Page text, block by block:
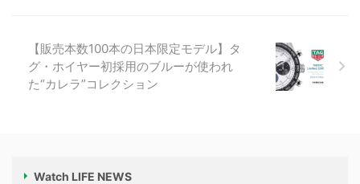
【販売本数100本の日本限定モデル】タ
グ・ホイヤー初採用のブルーが使われ
た“カレラ”コレクション
Watch LIFE NEWS